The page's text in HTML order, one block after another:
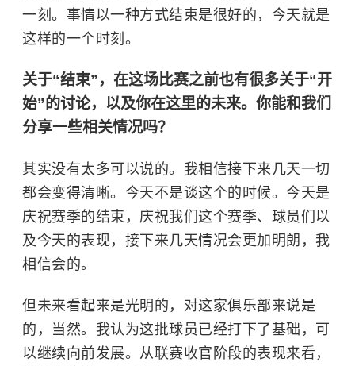
一刻。事情以一种方式结束是很好的，今天就是
这样的一个时刻。
关于“结束”，在这场比赛之前也有很多关于“开
始”的讨论，以及你在这里的未来。你能和我们
分享一些相关情况吗？
其实没有太多可以说的。我相信接下来几天一切
都会变得清晰。今天不是谈这个的时候。今天是
庆祝赛季的结束，庆祝我们这个赛季、球员们以
及今天的表现，接下来几天情况会更加明朗，我
相信会的。
但未来看起来是光明的，对这家俱乐部来说是
的，当然。我认为这批球员已经打下了基础，可
以继续向前发展。从联赛收官阶段的表现来看，